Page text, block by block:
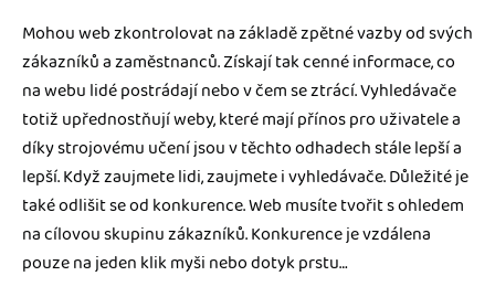
Mohou web zkontrolovat na základě zpětné vazby od svých
zákazníků a zaměstnanců. Získají tak cenné informace, co
na webu lidé postrádají nebo v čem se ztrácí. Vyhledávače
totiž upřednostňují weby, které mají přínos pro uživatele a
díky strojovému učení jsou v těchto odhadech stále lepší a
lepší. Když zaujmete lidi, zaujmete i vyhledávače. Důležité je
také odlišit se od konkurence. Web musíte tvořit s ohledem
na cílovou skupinu zákazníků. Konkurence je vzdálena
pouze na jeden klik myši nebo dotyk prstu…